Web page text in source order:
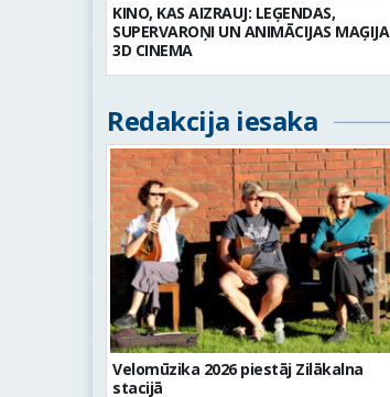
KINO, KAS AIZRAUJ: LEĢENDAS,
SUPERVAROŅI UN ANIMĀCIJAS MAĢIJA
3D CINEMA
Redakcija iesaka
Velomūzika 2026 piestāj Zilākalna
stacijā